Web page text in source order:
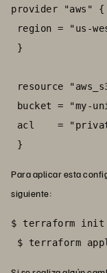
provider "aws" {
region = "us-
}
resource
bucket = "my-
acl    =
}
Para aplicar esta
siguiente:
$ terraform init
$ terraform